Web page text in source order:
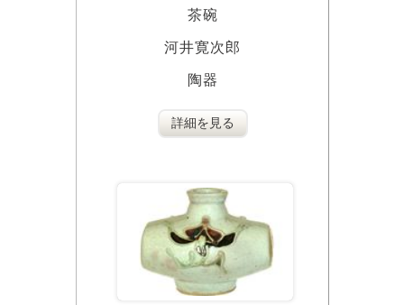
茶碗
河井寛次郎
陶器
詳細を見る